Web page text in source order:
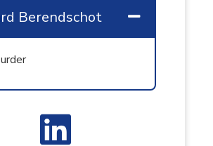
Berendschot